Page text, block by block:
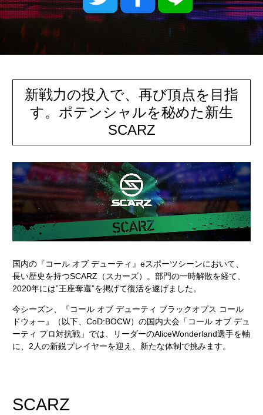
新戦力の投入で、再び頂点を目指
す。ポテンシャルを秘めた新生
SCARZ
国内の『コール オブ デューティ』eスポーツシーンにおいて、
長い歴史を持つSCARZ（スカーズ）。部門の一時解散を経て、
2020年には”王座奪還”を掲げて復活を遂げました。
今シーズン、『コール オブ デューティ ブラックオプス コール
ドウォー』（以下、CoD:BOCW）の国内大会「コール オブ デュ
ーティ プロ対抗戦」では、リーダーのAliceWonderland選手を軸
に、2人の新鋭プレイヤーを迎え、新たな体制で挑みます。
SCARZ